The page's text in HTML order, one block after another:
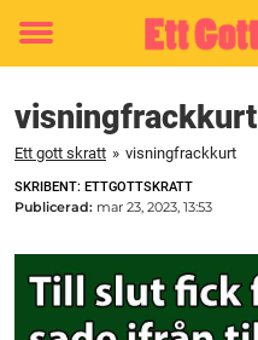
Toggle
visningfrackkurt
Ett gott skratt » visningfrackkurt
SKRIBENT: ETTGOTTSKRATT
Publicerad: mar 23, 2023, 13:53